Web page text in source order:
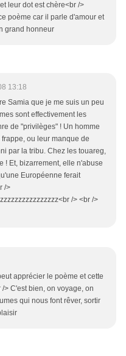
leur dot est chère<br />
poème car il parle d'amour et
grand honneur
13:18
Samia que je me suis un peu
sont effectivement les
de "privilèges" ! Un homme
ou leur manque de
par la tribu. Chez les touareg,
! Et, bizarrement, elle n'abuse
Européenne ferait
/>
/> <br />
apprécier le poème et cette
> C'est bien, on voyage, on
qui nous font rêver, sortir